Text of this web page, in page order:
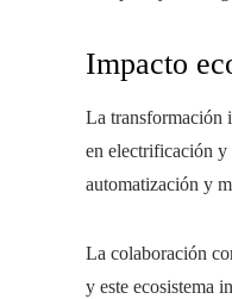
Impacto
La transformación
en electrificación y
automatización y
La colaboración
y este ecosistema